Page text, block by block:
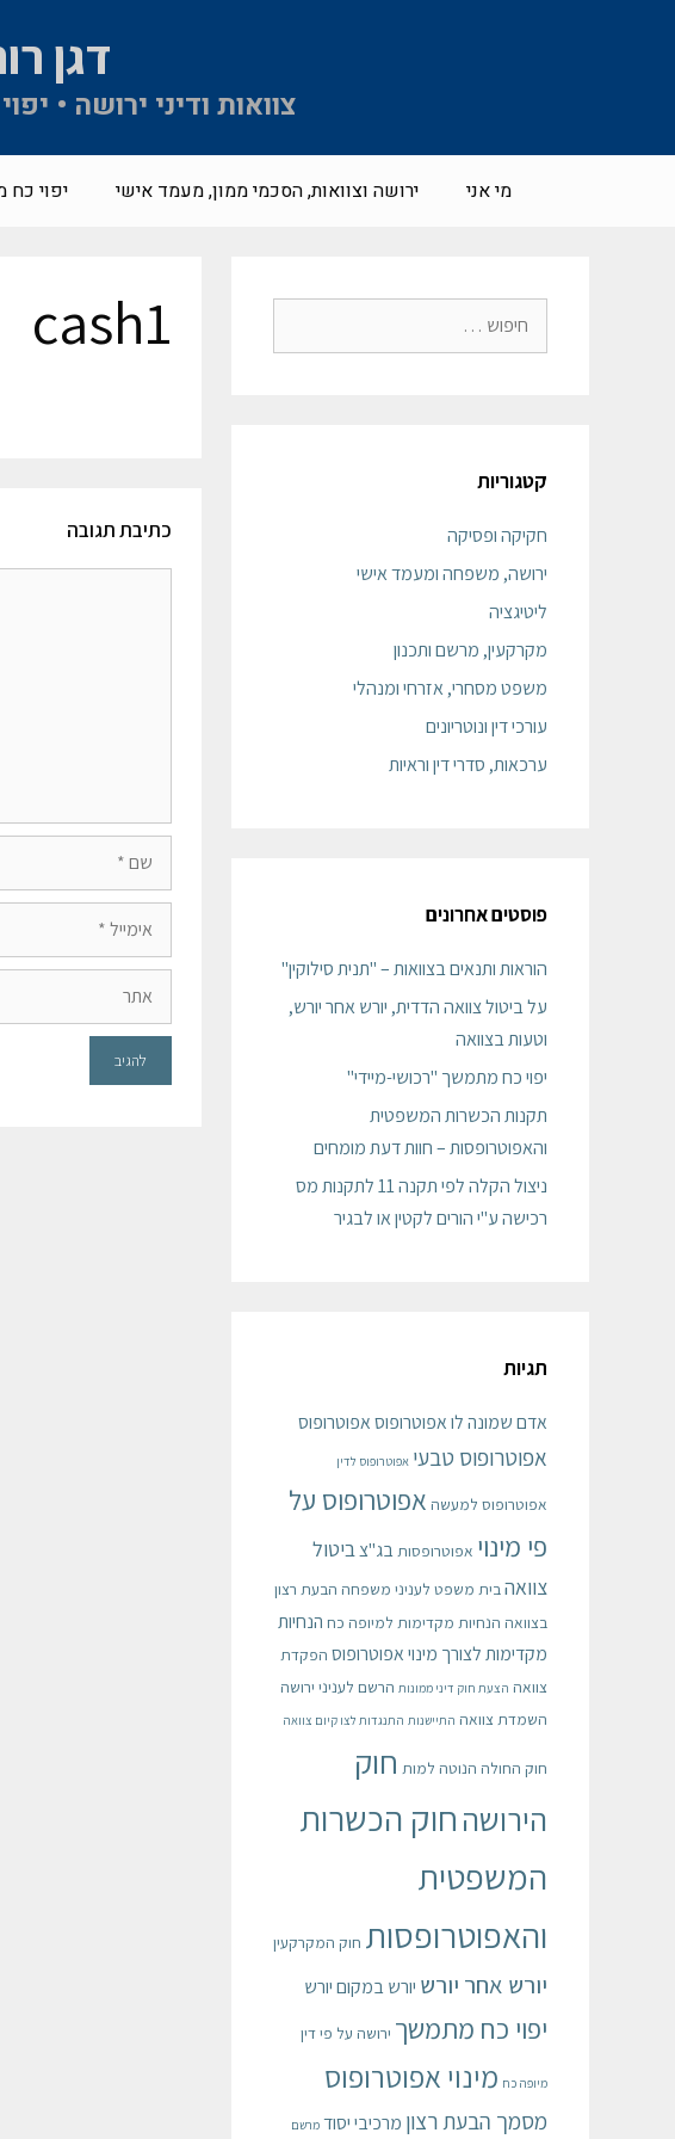
דגן
צוואות ודיני ירושה •
מי אני ירושה וצוואות, הסכמי ממון, מעמד אישי יפוי
cash1
כתיבת תגובה
קטגוריות
חקיקה ופסיקה
ירושה, משפחה ומעמד אישי
ליטיגציה
מקרקעין, מרשם ותכנון
משפט מסחרי, אזרחי ומנהלי
עורכי דין ונוטריונים
ערכאות, סדרי דין וראיות
פוסטים אחרונים
הוראות ותנאים בצוואות – "תנית סילוקין"
על ביטול צוואה הדדית, יורש אחר יורש,
וטעות בצוואה
יפוי כח מתמשך "רכושי-מיידי"
תקנות הכשרות המשפטית
והאפוטרופסות – חוות דעת מומחים
ניצול הקלה לפי תקנה 11 לתקנות מס
רכישה ע"י הורים לקטין או לבגיר
תגיות
אדם שמונה לו אפוטרופוסאפוטרופוס
אפוטרופוס טבעי אפוטרופוס לדין
אפוטרופוס למעשה אפוטרופוס על
פי מינוי אפוטרופסותבג"צביטול
צוואהבית משפט לעניני משפחה הבעת רצון
בצוואה הנחיות מקדימות למיופה כח הנחיות
מקדימות לצורך מינוי אפוטרופוס הפקדת
צוואה הצעת חוק דיני ממונות הרשם לעניני ירושה
השמדת צוואה התיישנות התנגדות לצו קיום צוואה
חוק החולה הנוטה למות חוק
הירושהחוק הכשרות
המשפטית
והאפוטרופסות חוק המקרקעין
יורש אחר יורש יורש במקום יורש
יפוי כח מתמשך ירושה על פי דין
מיופה כח מינוי אפוטרופוס
מסמך הבעת רצון מרכיבי יסוד מרשם